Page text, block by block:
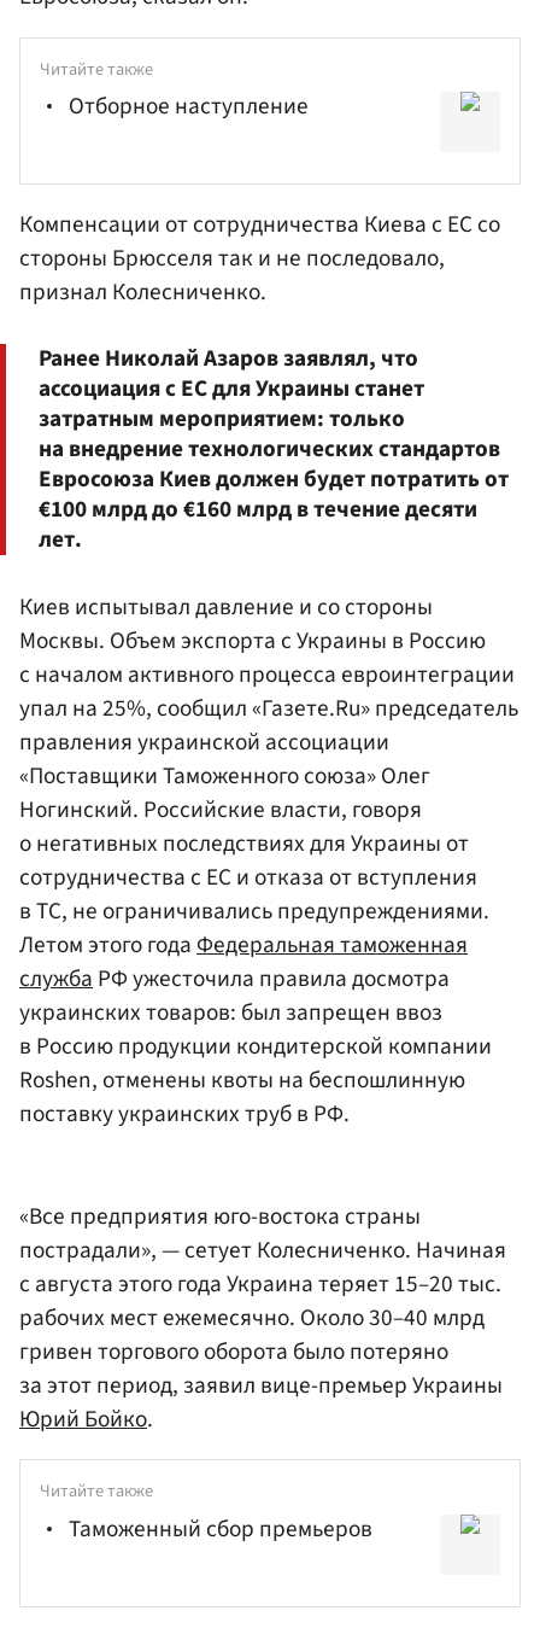
Читайте также
Отборное наступление
Компенсации от сотрудничества Киева с ЕС со
стороны Брюсселя так и не последовало,
признал Колесниченко.
Ранее Николай Азаров заявлял, что
ассоциация с ЕС для Украины станет
затратным мероприятием: только
на внедрение технологических стандартов
Евросоюза Киев должен будет потратить от
€100 млрд до €160 млрд в течение десяти
лет.
Киев испытывал давление и со стороны
Москвы. Объем экспорта с Украины в Россию
с началом активного процесса евроинтеграции
упал на 25%, сообщил «Газете.Ru» председатель
правления украинской ассоциации
«Поставщики Таможенного союза» Олег
Ногинский. Российские власти, говоря
о негативных последствиях для Украины от
сотрудничества с ЕС и отказа от вступления
в ТС, не ограничивались предупреждениями.
Летом этого года Федеральная таможенная
служба РФ ужесточила правила досмотра
украинских товаров: был запрещен ввоз
в Россию продукции кондитерской компании
Roshen, отменены квоты на беспошлинную
поставку украинских труб в РФ.
«Все предприятия юго-востока страны
пострадали», — сетует Колесниченко. Начиная
с августа этого года Украина теряет 15–20 тыс.
рабочих мест ежемесячно. Около 30–40 млрд
гривен торгового оборота было потеряно
за этот период, заявил вице-премьер Украины
Юрий Бойко.
Читайте также
Таможенный сбор премьеров